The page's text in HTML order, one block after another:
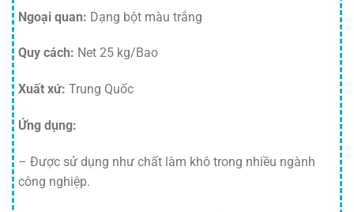
Ngoại quan: ​Dạng bột màu trắng
Quy cách: Net 25 kg/Bao
Xuất xứ:​ Trung Quốc
Ứng dụng:
– Được sử dụng như chất làm khô trong nhiều ngành
công nghiệp.